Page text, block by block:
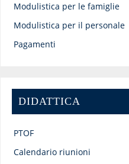
Modulistica per le famiglie
Modulistica per il personale
Pagamenti
DIDATTICA
PTOF
Calendario riunioni